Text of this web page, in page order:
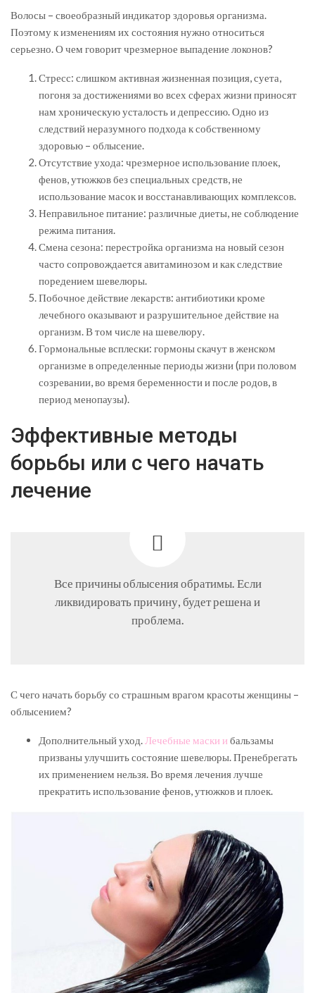
Волосы – своеобразный индикатор здоровья организма.
Поэтому к изменениям их состояния нужно относиться
серьезно. О чем говорит чрезмерное выпадение локонов?
Стресс: слишком активная жизненная позиция, суета,
погоня за достижениями во всех сферах жизни приносят
нам хроническую усталость и депрессию. Одно из
следствий неразумного подхода к собственному
здоровью – облысение.
Отсутствие ухода: чрезмерное использование плоек,
фенов, утюжков без специальных средств, не
использование масок и восстанавливающих комплексов.
Неправильное питание: различные диеты, не соблюдение
режима питания.
Смена сезона: перестройка организма на новый сезон
часто сопровождается авитаминозом и как следствие
поредением шевелюры.
Побочное действие лекарств: антибиотики кроме
лечебного оказывают и разрушительное действие на
организм. В том числе на шевелюру.
Гормональные всплески: гормоны скачут в женском
организме в определенные периоды жизни (при половом
созревании, во время беременности и после родов, в
период менопаузы).
Эффективные методы
борьбы или с чего начать
лечение
Все причины облысения обратимы. Если
ликвидировать причину, будет решена и
проблема.
С чего начать борьбу со страшным врагом красоты женщины –
облысением?
Дополнительный уход. Лечебные маски и бальзамы
призваны улучшить состояние шевелюры. Пренебрегать
их применением нельзя. Во время лечения лучше
прекратить использование фенов, утюжков и плоек.